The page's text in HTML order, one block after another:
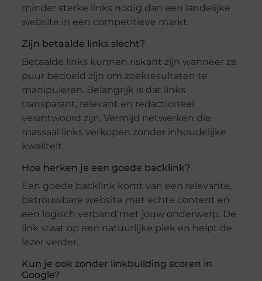
minder sterke links nodig dan een landelijke
website in een competitieve markt.
Zijn betaalde links slecht?
Betaalde links kunnen riskant zijn wanneer ze
puur bedoeld zijn om zoekresultaten te
manipuleren. Belangrijk is dat links
transparant, relevant en redactioneel
verantwoord zijn. Vermijd netwerken die
massaal links verkopen zonder inhoudelijke
kwaliteit.
Hoe herken je een goede backlink?
Een goede backlink komt van een relevante,
betrouwbare website met echte content en
een logisch verband met jouw onderwerp. De
link staat op een natuurlijke plek en helpt de
lezer verder.
Kun je ook zonder linkbuilding scoren in
Google?